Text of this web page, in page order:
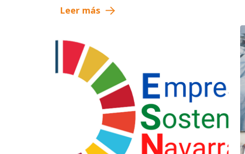
Leer más